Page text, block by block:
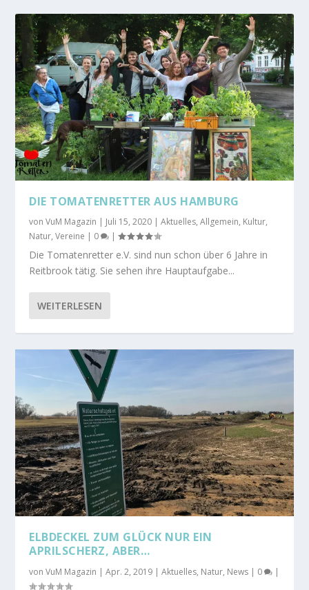
NATURSCHUTZGEBIET BOBERGER
NIEDERUNG
HOF NEUN LINDEN – BIOLADEN, HOF-CAFÉ
UND SCH...
DIE TOMATENRETTER AUS HAMBURG
vonVuM Magazin | Juli 15, 2020 |Aktuelles,Allgemein, Kultur,
Natur,Vereine | 0 |
Die Tomatenretter e.V. sind nun schon über 6 Jahre in
Reitbrook tätig. Sie sehen ihre Hauptaufgabe...
WEITERLESEN
ELBDECKEL ZUM GLÜCK NUR EIN
APRILSCHERZ, ABER…
vonVuM Magazin |Apr. 2, 2019 |Aktuelles, Natur, News | 0 |